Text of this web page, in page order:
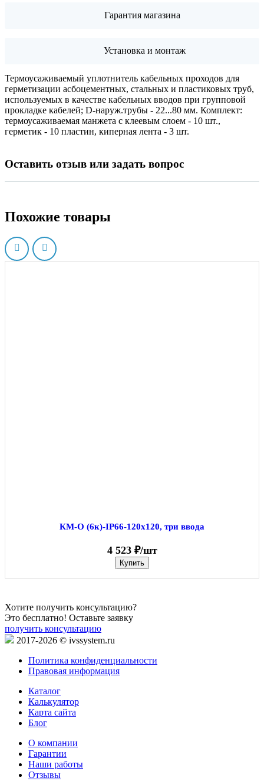
Гарантия магазина
Установка и монтаж
Термоусаживаемый уплотнитель кабельных проходов для
герметизации асбоцементных, стальных и пластиковых труб,
используемых в качестве кабельных вводов при групповой
прокладке кабелей; D-наруж.трубы - 22...80 мм. Комплект:
термоусаживаемая манжета с клеевым слоем - 10 шт.,
герметик - 10 пластин, киперная лента - 3 шт.
Оставить отзыв или задать вопрос
Похожие товары
КМ-О (6к)-IP66-120х120, три ввода
4 523 ₽/шт
Купить
Хотите получить консультацию?
Это бесплатно! Оставьте заявку
получить консультацию
2017-2026 © ivssystem.ru
Политика конфиденциальности
Правовая информация
Каталог
Калькулятор
Карта сайта
Блог
О компании
Гарантии
Наши работы
Отзывы